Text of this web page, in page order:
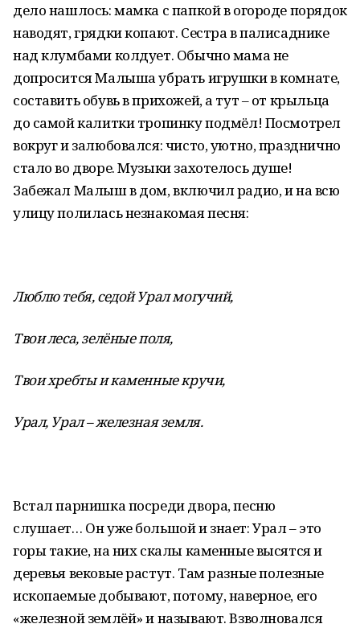
дело нашлось: мамка с папкой в огороде порядок
наводят, грядки копают. Сестра в палисаднике
над клумбами колдует. Обычно мама не
допросится Малыша убрать игрушки в комнате,
составить обувь в прихожей, а тут – от крыльца
до самой калитки тропинку подмёл! Посмотрел
вокруг и залюбовался: чисто, уютно, празднично
стало во дворе. Музыки захотелось душе!
Забежал Малыш в дом, включил радио, и на всю
улицу полилась незнакомая песня:
Люблю тебя, седой Урал могучий,
Твои леса, зелёные поля,
Твои хребты и каменные кручи,
Урал, Урал – железная земля.
Встал парнишка посреди двора, песню
слушает… Он уже большой и знает: Урал – это
горы такие, на них скалы каменные высятся и
деревья вековые растут. Там разные полезные
ископаемые добывают, потому, наверное, его
«железной землёй» и называют. Взволновался